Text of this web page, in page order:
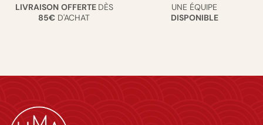
LIVRAISON OFFERTE DÈS
85€ D'ACHAT
UNE ÉQUIPE
DISPONIBLE